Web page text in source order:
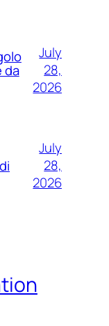
da
July
28,
2026
July
28,
2026